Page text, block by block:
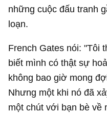
những cuộc đấu tranh
loạn.
French Gates nói: "Tôi
biết mình có thật sự
không bao giờ mong
Nhưng một khi nó đã
một chút với bạn bè về